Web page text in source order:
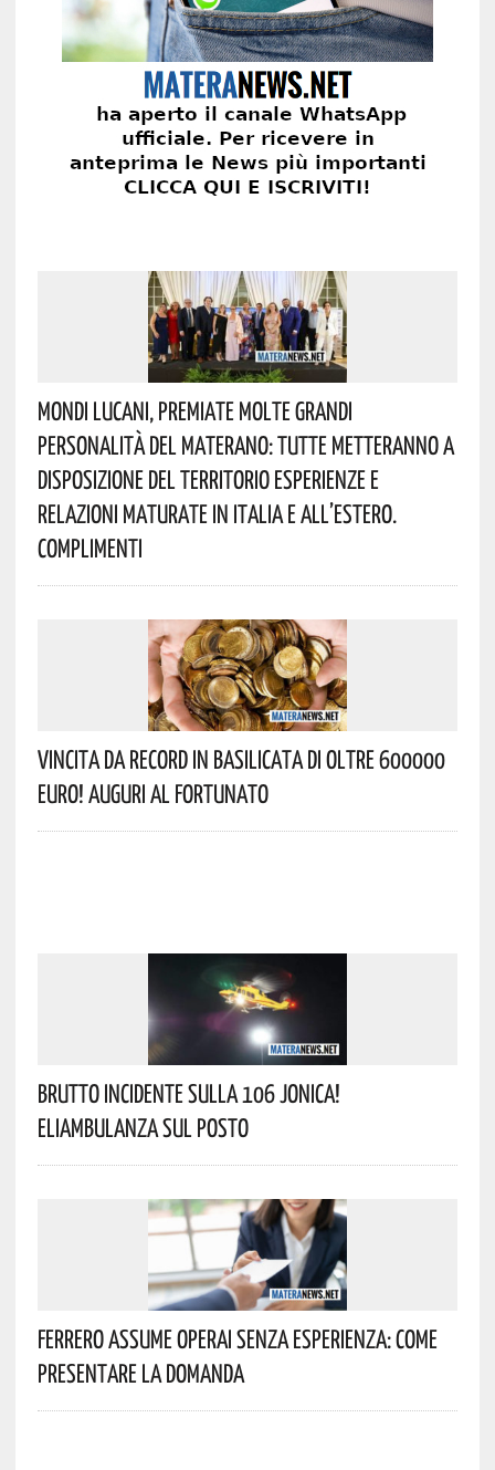
Mondi Lucani, Premiate Molte Grandi
Personalità Del Materano: Tutte Metteranno A
Disposizione Del Territorio Esperienze E
Relazioni Maturate In Italia E All’estero.
Complimenti
Vincita Da Record In Basilicata Di Oltre 600000
Euro! Auguri Al Fortunato
Brutto Incidente Sulla 106 Jonica!
Eliambulanza Sul Posto
Ferrero Assume Operai Senza Esperienza: Come
Presentare La Domanda